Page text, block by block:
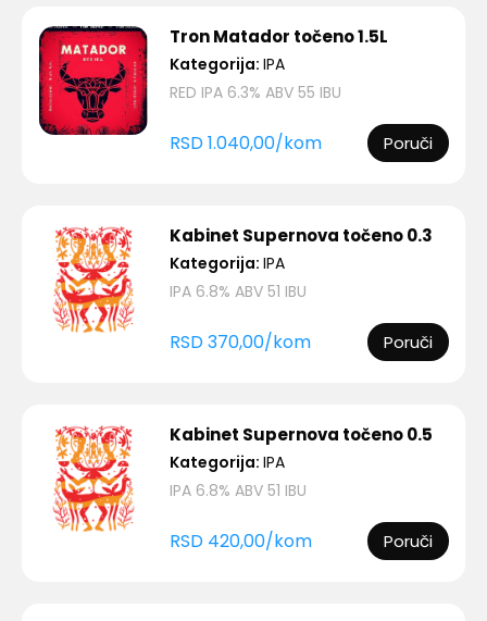
Tron Matador točeno 1.5L
Kategorija: IPA
RED IPA 6.3% ABV 55 IBU
RSD1.040,00/kom Poruči
Kabinet Supernova točeno 0.3
Kategorija: IPA
IPA 6.8% ABV 51 IBU
RSD370,00/kom Poruči
Kabinet Supernova točeno 0.5
Kategorija: IPA
IPA 6.8% ABV 51 IBU
RSD 420,00/kom Poruči